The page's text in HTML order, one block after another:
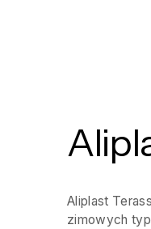
Aliplast
zimowych